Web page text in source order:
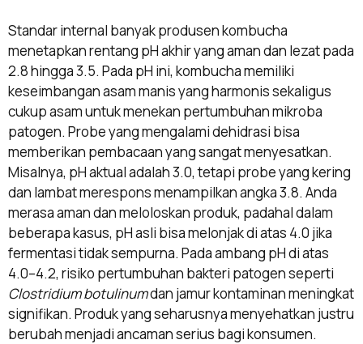
Standar internal banyak produsen kombucha
menetapkan rentang pH akhir yang aman dan lezat pada
2.8 hingga 3.5. Pada pH ini, kombucha memiliki
keseimbangan asam manis yang harmonis sekaligus
cukup asam untuk menekan pertumbuhan mikroba
patogen. Probe yang mengalami dehidrasi bisa
memberikan pembacaan yang sangat menyesatkan.
Misalnya, pH aktual adalah 3.0, tetapi probe yang kering
dan lambat merespons menampilkan angka 3.8. Anda
merasa aman dan meloloskan produk, padahal dalam
beberapa kasus, pH asli bisa melonjak di atas 4.0 jika
fermentasi tidak sempurna. Pada ambang pH di atas
4.0–4.2, risiko pertumbuhan bakteri patogen seperti
Clostridium botulinumdan jamur kontaminan meningkat
signifikan. Produk yang seharusnya menyehatkan justru
berubah menjadi ancaman serius bagi konsumen.